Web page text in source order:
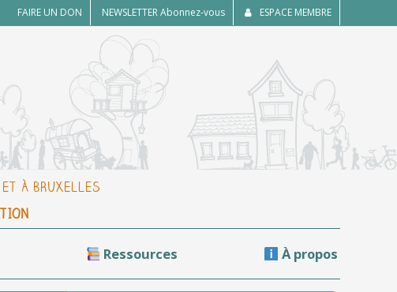
FAIRE UN DON NEWSLETTERAbonnez-vous ESPACE MEMBRE
À BRUXELLES
Ressources À propos